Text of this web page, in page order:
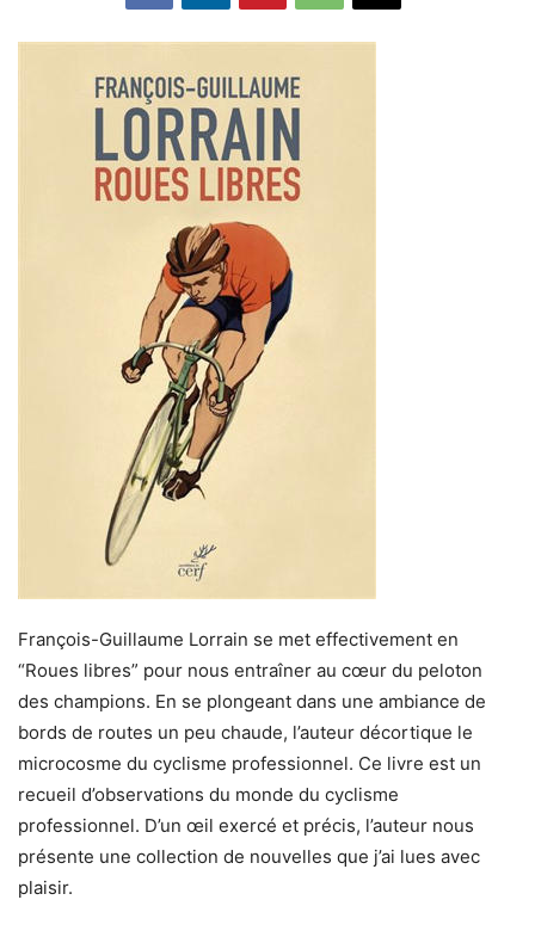
François-Guillaume Lorrain se met effectivement en
“Roues libres” pour nous entraîner au cœur du peloton
des champions. En se plongeant dans une ambiance de
bords de routes un peu chaude, l’auteur décortique le
microcosme du cyclisme professionnel. Ce livre est un
recueil d’observations du monde du cyclisme
professionnel. D’un œil exercé et précis, l’auteur nous
présente une collection de nouvelles que j’ai lues avec
plaisir.